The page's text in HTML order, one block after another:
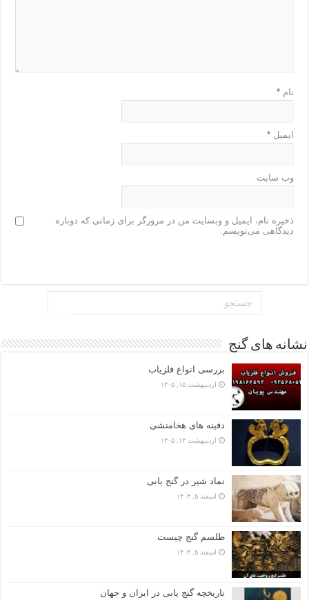
نام*
ایمیل*
وب‌ سایت
ذخیره نام، ایمیل و وبسایت من در مرورگر برای زمانی که دوباره
دیدگاهی می‌نویسم.
نشانه های گنج
بررسی انواع فلزیاب
اردیبهشت ۱۵, ۱۴۰۵
دفینه های هخامنشی
اردیبهشت ۱۳, ۱۴۰۵
نماد شیر در گنج یابی
اسفند ۵, ۱۴۰۴
طلسم گنج چیست
اسفند ۵, ۱۴۰۴
تاریخچه گنج‌ یابی در ایران و جهان